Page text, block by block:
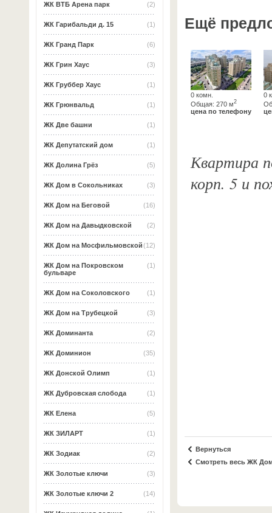
(2)
ЖК ВТБ Арена парк
(1)
ЖК Гарибальди д. 15
(6)
ЖК Гранд Парк
(3)
ЖК Грин Хаус
(1)
ЖК Груббер Хаус
(1)
ЖК Грюнвальд
(1)
ЖК Две башни
(1)
ЖК Депутатский дом
(5)
ЖК Долина Грёз
(3)
ЖК Дом в Сокольниках
(16)
ЖК Дом на Беговой
(2)
ЖК Дом на Давыдковской
(12)
ЖК Дом на Мосфильмовской
(1)
ЖК Дом на Покровском
бульваре
(1)
ЖК Дом на Соколовского
(3)
ЖК Дом на Трубецкой
(2)
ЖК Доминанта
(35)
ЖК Доминион
(1)
ЖК Донской Олимп
(1)
ЖК Дубровская слобода
(5)
ЖК Елена
(1)
ЖК ЗИЛАРТ
(2)
ЖК Зодиак
(3)
ЖК Золотые ключи
(14)
ЖК Золотые ключи 2
Ещё
0 комн.
Общая: 270 м2
цена по телефону
0
Квартира
корп. 5 и
Вернуться
Смотреть весь ЖК